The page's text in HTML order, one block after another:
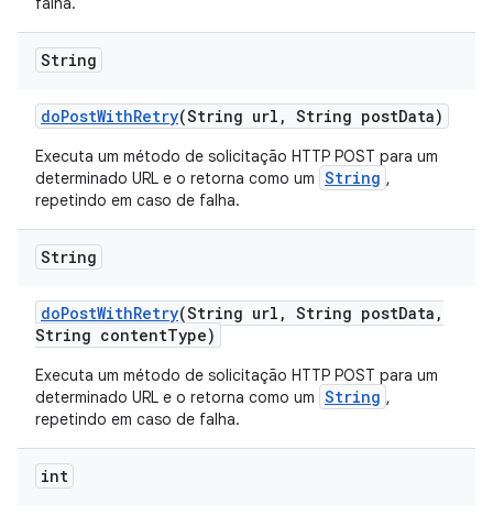
String
doPostWithRetry(String url , String postData)
Executa um método de solicitação HTTP POST para um
determinado URL e o retorna como um String ,
repetindo em caso de falha.
String
doPostWithRetry(String url , String postData ,
String contentType)
Executa um método de solicitação HTTP POST para um
determinado URL e o retorna como um String ,
repetindo em caso de falha.
int